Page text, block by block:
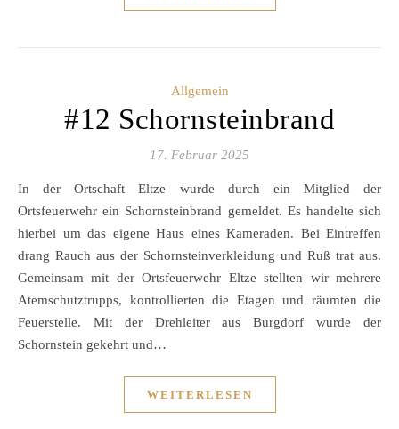
Allgemein
#12 Schornsteinbrand
17. Februar 2025
In der Ortschaft Eltze wurde durch ein Mitglied der
Ortsfeuerwehr ein Schornsteinbrand gemeldet. Es handelte sich
hierbei um das eigene Haus eines Kameraden. Bei Eintreffen
drang Rauch aus der Schornsteinverkleidung und Ruß trat aus.
Gemeinsam mit der Ortsfeuerwehr Eltze stellten wir mehrere
Atemschutztrupps, kontrollierten die Etagen und räumten die
Feuerstelle. Mit der Drehleiter aus Burgdorf wurde der
Schornstein gekehrt und…
WEITERLESEN